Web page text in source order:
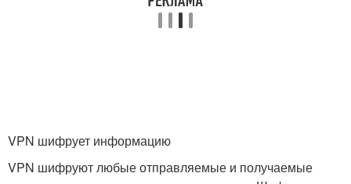
VPN шифрует информацию
VPN шифруют любые отправляемые и получаемые